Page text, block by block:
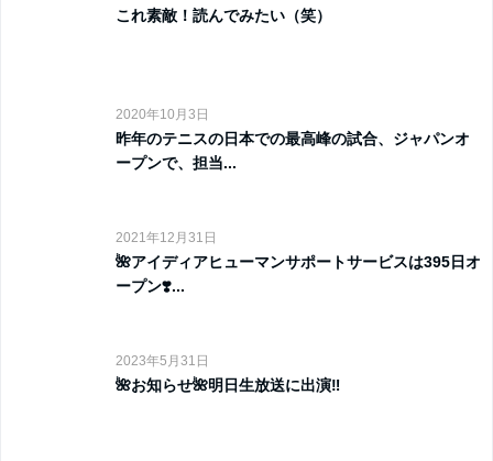
これ素敵！読んでみたい（笑）
2020年10月3日
昨年のテニスの日本での最高峰の試合、ジャパンオ
ープンで、担当...
2021年12月31日
🌺アイディアヒューマンサポートサービスは395日オ
ープン❣️...
2023年5月31日
🌺お知らせ🌺明日生放送に出演‼️